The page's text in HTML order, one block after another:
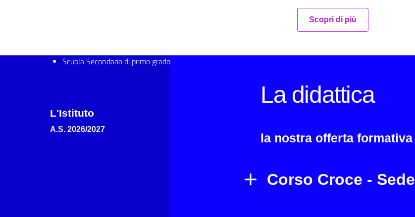
Scopri di più
La didattica
la nostra offerta formativa
L'Istituto
A.S. 2026/2027
Scuola Secondaria di primo grado
Corso Croce - Sede